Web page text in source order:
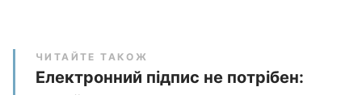
ЧИТАЙТЕ ТАКОЖ
Електронний підпис не потрібен: